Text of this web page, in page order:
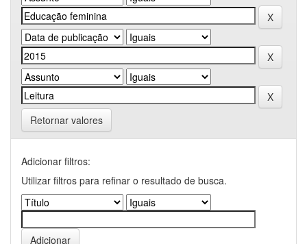
Retornar valores
Adicionar filtros:
Utilizar filtros para refinar o resultado de busca.